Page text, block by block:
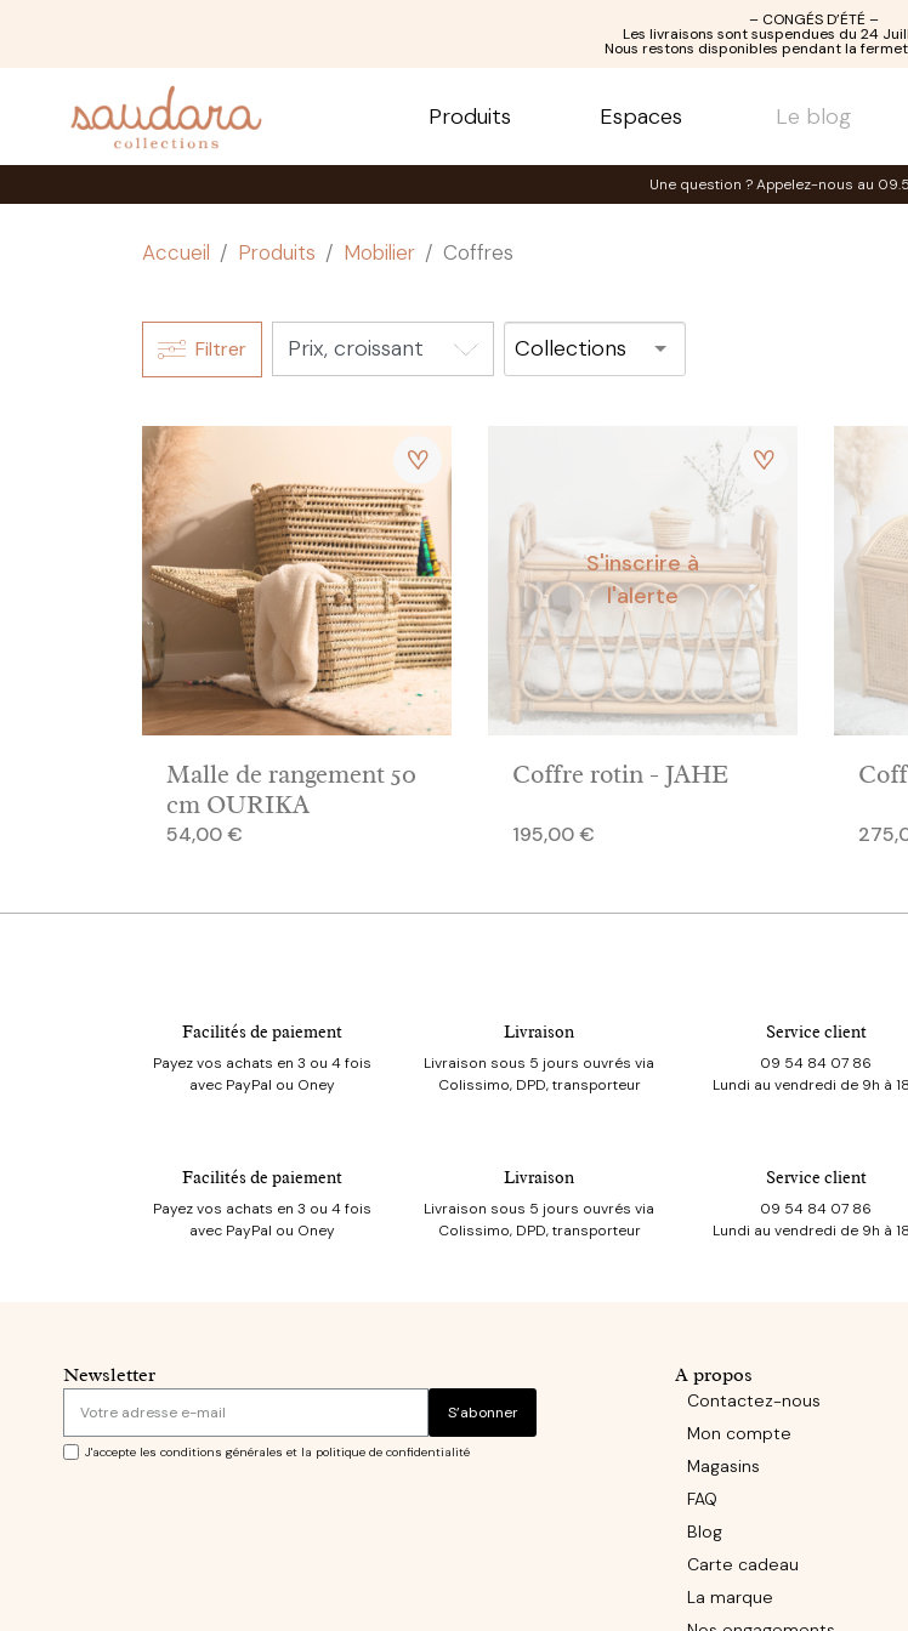
– CONGÉS D’ÉTÉ –
Les livraisons sont suspendues du 24
Nous restons disponibles pendant la
Produits Espaces Le blog
Une question ? Appelez-nous au
Accueil Produits Mobilier Coffres
Filtrer Collections
Malle de rangement 50
cm OURIKA
Prix
54,00 €
S'inscrire à
l'alerte
Coffre rotin - JAHE
Prix
195,00 € Prix
Facilités de paiement
Payez vos achats en 3 ou 4 fois
avec PayPal ou Oney
Livraison
Livraison sous 5 jours ouvrés via
Colissimo, DPD, transporteur
Service client
09 54 84 07 86
Lundi au vendredi de 9h à
Facilités de paiement
Payez vos achats en 3 ou 4 fois
avec PayPal ou Oney
Livraison
Livraison sous 5 jours ouvrés via
Colissimo, DPD, transporteur
Service client
09 54 84 07 86
Lundi au vendredi de 9h à
Newsletter
S’abonner
J'accepte les conditions générales et la politique de confidentialité
A propos
Contactez-nous
Mon compte
Magasins
FAQ
Blog
Carte cadeau
La marque